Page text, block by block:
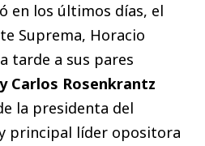
en los últimos días, el
Suprema, Horacio
tarde a sus pares
Carlos Rosenkrantz
la presidenta del
principal líder opositora